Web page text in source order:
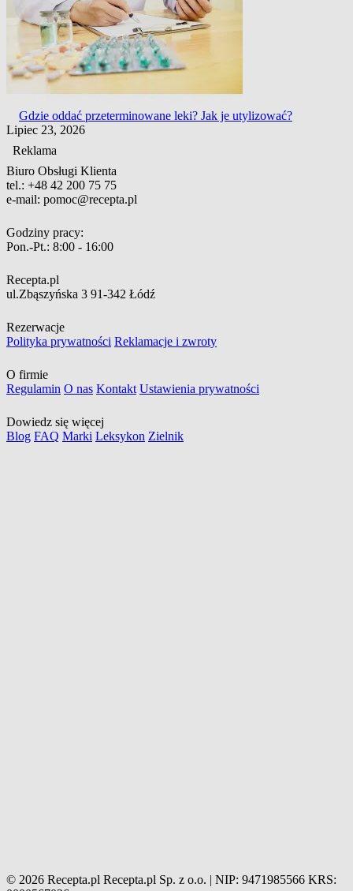
Gdzie oddać przeterminowane leki? Jak je utylizować?
Lipiec 23, 2026
Reklama
Biuro Obsługi Klienta
tel.: +48 42 200 75 75
e-mail: pomoc@recepta.pl
Godziny pracy:
Pon.-Pt.: 8:00 - 16:00
Recepta.pl
ul.Zbąszyńska 3 91-342 Łódź
Rezerwacje
Polityka prywatności Reklamacje i zwroty
O firmie
Regulamin O nas Kontakt Ustawienia prywatności
Dowiedz się więcej
Blog FAQ Marki Leksykon Zielnik
© 2026 Recepta.pl Recepta.pl Sp. z o.o. | NIP: 9471985566 KRS: